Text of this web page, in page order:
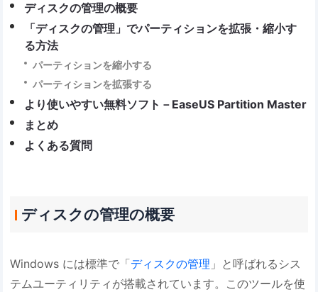
ディスクの管理の概要
「ディスクの管理」でパーティションを拡張・縮小す
る方法
パーティションを縮小する
パーティションを拡張する
より使いやすい無料ソフト－EaseUS Partition Master
まとめ
よくある質問
ディスクの管理の概要
Windows には標準で「ディスクの管理 」と呼ばれるシス
テムユーティリティが搭載されています。このツールを使